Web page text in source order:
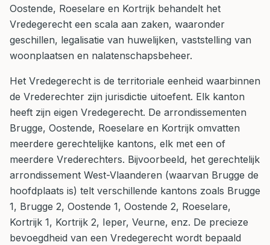
Oostende, Roeselare en Kortrijk behandelt het
Vredegerecht een scala aan zaken, waaronder
geschillen, legalisatie van huwelijken, vaststelling van
woonplaatsen en nalatenschapsbeheer.
Het Vredegerecht is de territoriale eenheid waarbinnen
de Vrederechter zijn jurisdictie uitoefent. Elk kanton
heeft zijn eigen Vredegerecht. De arrondissementen
Brugge, Oostende, Roeselare en Kortrijk omvatten
meerdere gerechtelijke kantons, elk met een of
meerdere Vrederechters. Bijvoorbeeld, het gerechtelijk
arrondissement West-Vlaanderen (waarvan Brugge de
hoofdplaats is) telt verschillende kantons zoals Brugge
1, Brugge 2, Oostende 1, Oostende 2, Roeselare,
Kortrijk 1, Kortrijk 2, Ieper, Veurne, enz. De precieze
bevoegdheid van een Vredegerecht wordt bepaald